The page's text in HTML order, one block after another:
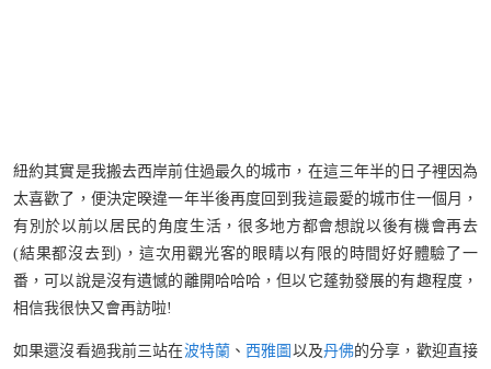
紐約其實是我搬去西岸前住過最久的城市，在這三年半的日子裡因為
太喜歡了，便決定暌違一年半後再度回到我這最愛的城市住一個月，
有別於以前以居民的角度生活，很多地方都會想說以後有機會再去
(結果都沒去到)，這次用觀光客的眼睛以有限的時間好好體驗了一
番，可以說是沒有遺憾的離開哈哈哈，但以它蓬勃發展的有趣程度，
相信我很快又會再訪啦!
如果還沒看過我前三站在波特蘭 、 西雅圖 以及丹佛的分享，歡迎直接